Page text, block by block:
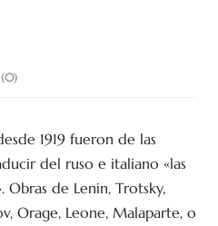
1919 fueron de las
del ruso e italiano «las
Obras de Lenin, Trotsky,
Orage, Leone, Malaparte, o